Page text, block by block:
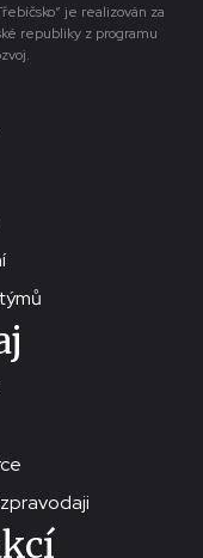
je realizován za
republiky z programu